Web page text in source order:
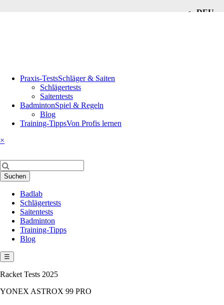
DEU
überspringen
Praxis-TestsSchläger & Saiten
Schlägertests
Saitentests
BadmintonSpiel & Regeln
Blog
Training-TippsVon Profis lernen
×
Suchbegriffe
Suchen
überspringen
Badlab
Schlägertests
Saitentests
Badminton
Training-Tipps
Blog
☰
Racket Tests 2025
YONEX ASTROX 99 PRO